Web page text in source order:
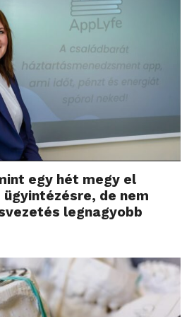
egy hét megy el
de nem
legnagyobb